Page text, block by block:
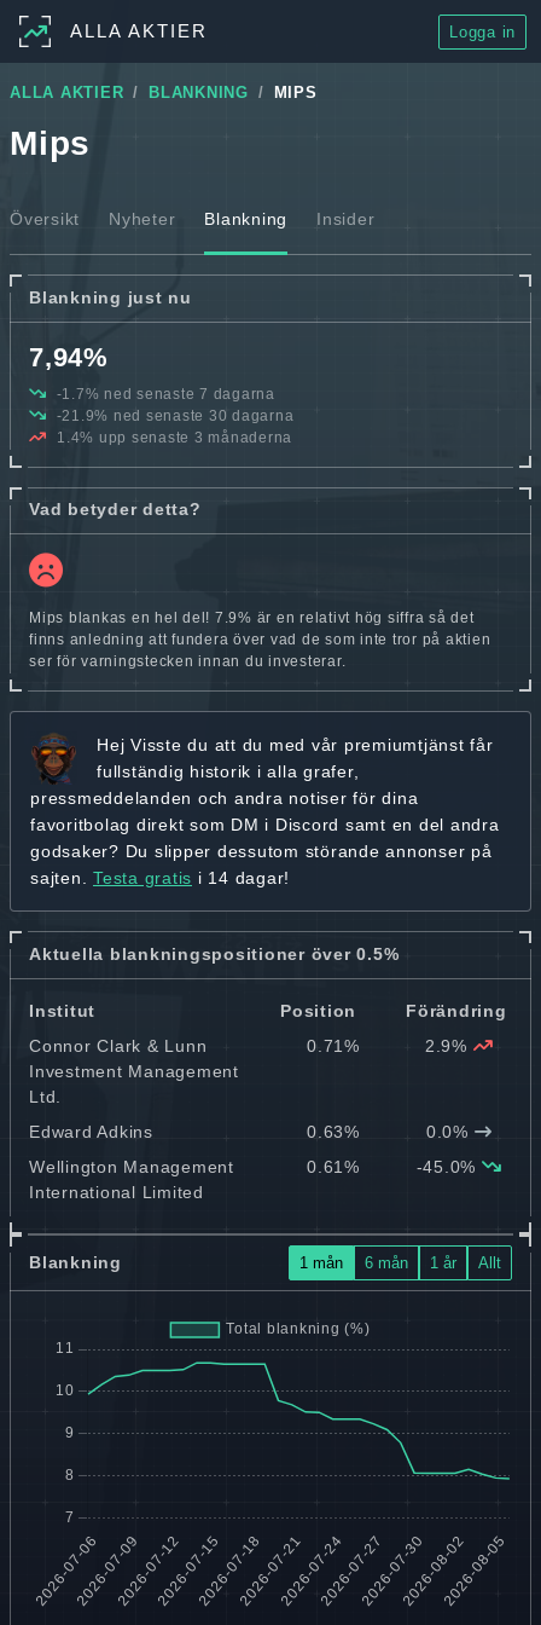
ALLA AKTIER Logga in
ALLA AKTIER BLANKNING MIPS
Mips
Översikt Nyheter Blankning Insider
Blankning just nu
7,94%
-1.7% ned senaste 7 dagarna
-21.9% ned senaste 30 dagarna
1.4% upp senaste 3 månaderna
Vad betyder detta?
Mips blankas en hel del! 7.9% är en relativt hög siffra så det
finns anledning att fundera över vad de som inte tror på aktien
ser för varningstecken innan du investerar.
Hej Visste du att du med vår premiumtjänst får
fullständig historik i alla grafer,
pressmeddelanden och andra notiser för dina
favoritbolag direkt som DM i Discord samt en del andra
godsaker? Du slipper dessutom störande annonser på
sajten. Testa gratis i 14 dagar!
Aktuella blankningspositioner över 0.5%
Institut Position
Förändring
Connor Clark & Lunn
Investment Management
Ltd.
0.71% 2.9%
Edward Adkins 0.63%
0.0%
Wellington Management
International Limited
0.61% -45.0%
Blankning 1 mån 6 mån 1 år Allt